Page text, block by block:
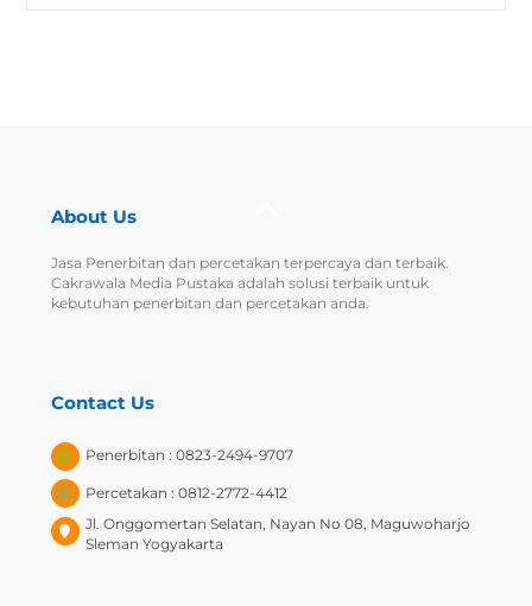
About Us
Jasa Penerbitan dan percetakan terpercaya dan terbaik.
Cakrawala Media Pustaka adalah solusi terbaik untuk
kebutuhan penerbitan dan percetakan anda.
Contact Us
Penerbitan : 0823-2494-9707
Percetakan : 0812-2772-4412
Jl. Onggomertan Selatan, Nayan No 08, Maguwoharjo
Sleman Yogyakarta